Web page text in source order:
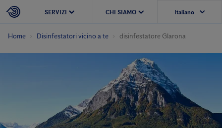
SERVIZI CHI SIAMO
Home Disinfestatori vicino a te disinfestatore Glarona